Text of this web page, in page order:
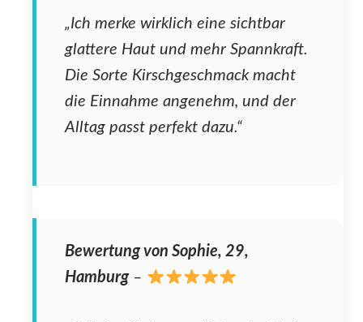
„Ich merke wirklich eine sichtbar
glattere Haut und mehr Spannkraft.
Die Sorte Kirschgeschmack macht
die Einnahme angenehm, und der
Alltag passt perfekt dazu.“
Bewertung von Sophie, 29,
Hamburg–